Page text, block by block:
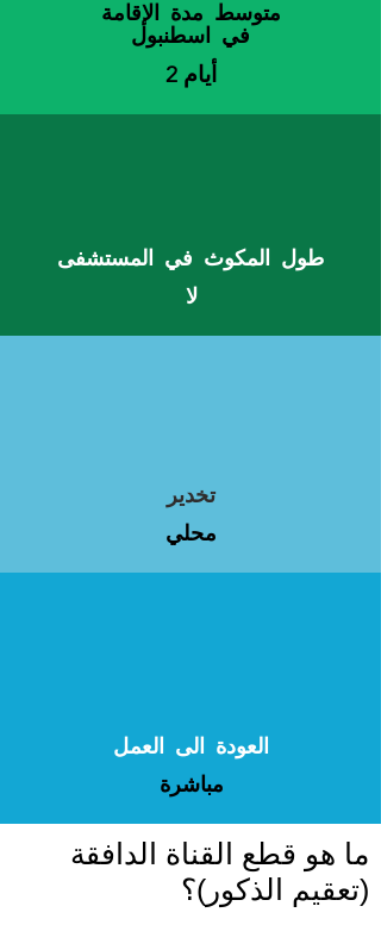
متوسط مدة الإقامة
في اسطنبول
2 أيام
طول المكوث في المستشفى
لا
تخدير
محلي
العودة الى العمل
مباشرة
ما هو قطع القناة الدافقة
(تعقيم الذكور)؟